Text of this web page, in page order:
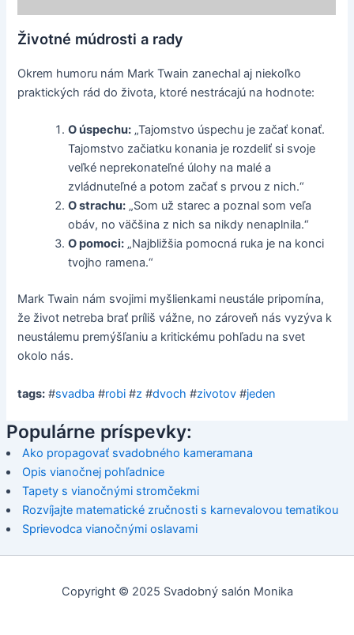
Životné múdrosti a rady
Okrem humoru nám Mark Twain zanechal aj niekoľko
praktických rád do života, ktoré nestrácajú na hodnote:
O úspechu: „Tajomstvo úspechu je začať konať.
Tajomstvo začiatku konania je rozdeliť si svoje
veľké neprekonateľné úlohy na malé a
zvládnuteľné a potom začať s prvou z nich.“
O strachu: „Som už starec a poznal som veľa
obáv, no väčšina z nich sa nikdy nenaplnila.“
O pomoci: „Najbližšia pomocná ruka je na konci
tvojho ramena.“
Mark Twain nám svojimi myšlienkami neustále pripomína,
že život netreba brať príliš vážne, no zároveň nás vyzýva k
neustálemu premýšľaniu a kritickému pohľadu na svet
okolo nás.
tags: #svadba #robi #z #dvoch #zivotov #jeden
Populárne príspevky:
Ako propagovať svadobného kameramana
Opis vianočnej pohľadnice
Tapety s vianočnými stromčekmi
Rozvíjajte matematické zručnosti s karnevalovou tematikou
Sprievodca vianočnými oslavami
Copyright © 2025 Svadobný salón Monika